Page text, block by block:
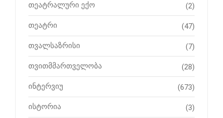
თეატრალური ექო (2)
თეატრი (47)
თვალსაზრისი (7)
თვითმმართველობა (28)
ინტერვიუ (673)
ისტორია (3)